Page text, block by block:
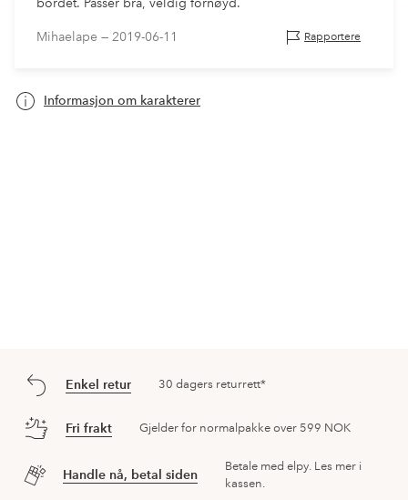
Mihaelape — 2019-06-11 Rapportere
Informasjon om karakterer
Enkel retur 30 dagers returrett*
Fri frakt Gjelder for normalpakke over 599 NOK
Handle nå, betal siden
Betale med elpy. Les mer i
kassen.